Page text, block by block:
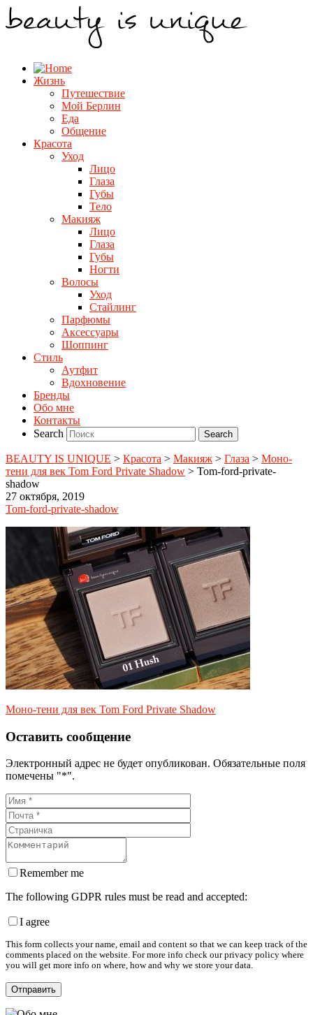
Жизнь
Путешествие
Мой Берлин
Еда
Общение
Красота
Уход
Лицо
Глаза
Губы
Тело
Макияж
Лицо
Глаза
Губы
Ногти
Волосы
Уход
Стайлинг
Парфюмы
Аксессуары
Шоппинг
Стиль
Аутфит
Вдохновение
Бренды
Обо мне
Контакты
Search
BEAUTY IS UNIQUE > Красота > Макияж > Глаза > Моно-
тени для век Tom Ford Private Shadow > Tom-ford-private-
shadow
27 октября, 2019
Tom-ford-private-shadow
Моно-тени для век Tom Ford Private Shadow
Оставить сообщение
Электронный адрес не будет опубликован. Обязательные поля
помечены "*".
Remember me
The following GDPR rules must be read and accepted:
I agree
This form collects your name, email and content so that we can keep track of the
comments placed on the website. For more info check our privacy policy where
you will get more info on where, how and why we store your data.